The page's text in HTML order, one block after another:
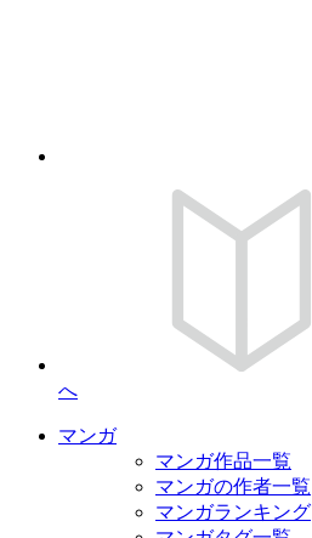
へ
マンガ
マンガ作品一覧
マンガの作者一覧
マンガランキング